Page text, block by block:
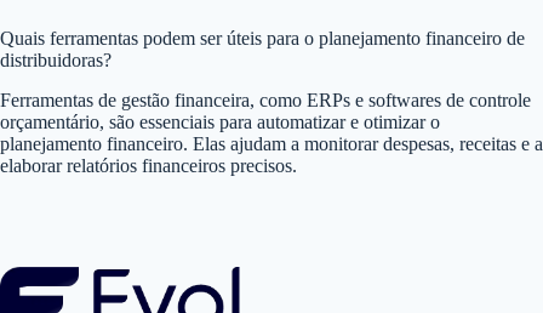
Quais ferramentas podem ser úteis para o planejamento financeiro de
distribuidoras?
Ferramentas de gestão financeira, como ERPs e softwares de controle
orçamentário, são essenciais para automatizar e otimizar o
planejamento financeiro. Elas ajudam a monitorar despesas, receitas e a
elaborar relatórios financeiros precisos.